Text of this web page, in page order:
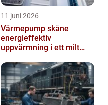
11 juni 2026
Värmepump skåne
energieffektiv
uppvärmning i ett milt